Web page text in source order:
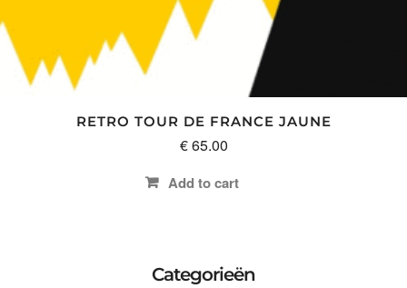
RETRO TOUR DE FRANCE JAUNE
€65.00
Add to cart
Categorieën